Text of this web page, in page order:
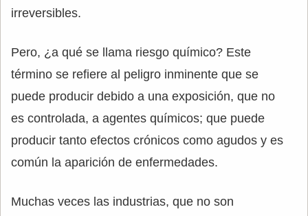
irreversibles.
Pero, ¿a qué se llama riesgo químico? Este
término se refiere al peligro inminente que se
puede producir debido a una exposición, que no
es controlada, a agentes químicos; que puede
producir tanto efectos crónicos como agudos y es
común la aparición de enfermedades.
Muchas veces las industrias, que no son